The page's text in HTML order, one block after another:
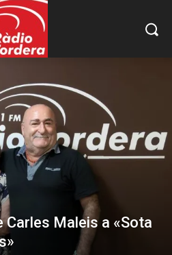
Carles Maleis a «Sota